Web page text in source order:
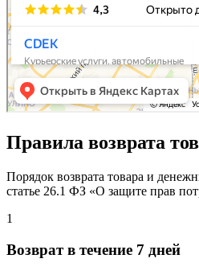
Правила возврата
Порядок возврата товара и
статье 26.1 ФЗ «О защите прав
1
Возврат в течение 7 дней